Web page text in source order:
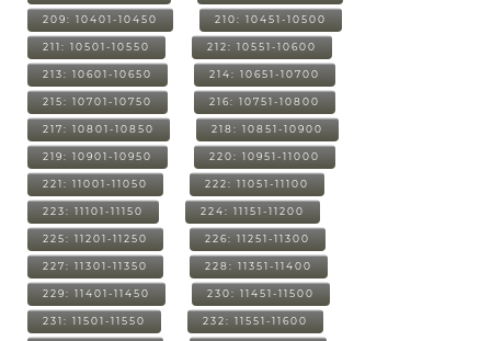
209: 10401-10450 210: 10451-10500
211: 10501-10550 212: 10551-10600
213: 10601-10650 214: 10651-10700
215: 10701-10750 216: 10751-10800
217: 10801-10850 218: 10851-10900
219: 10901-10950 220: 10951-11000
221: 11001-11050 222: 11051-11100
223: 11101-11150 224: 11151-11200
225: 11201-11250 226: 11251-11300
227: 11301-11350 228: 11351-11400
229: 11401-11450 230: 11451-11500
231: 11501-11550 232: 11551-11600